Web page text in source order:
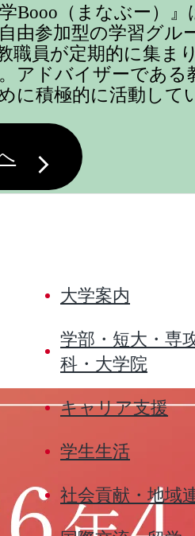
Booo（まなぶー）』
由参加型の学習グル
職員が定期的に集ま
アドバイザーである
に積極的に活動して
大学案内
学部・短大・専
科・大学院
キャリア支援
学生生活
社会貢献・地域